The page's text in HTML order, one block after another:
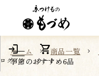
login
ログイン
shopping_cart
カート
ホーム 商品一覧
季節のおすすめ6品